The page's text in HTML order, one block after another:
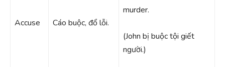
Accuse Cáo buộc, đổ lỗi.
murder.
(John bị buộc tội giết
người.)